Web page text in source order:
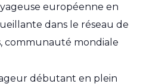
européenne en
dans le réseau de
communauté mondiale
débutant en plein